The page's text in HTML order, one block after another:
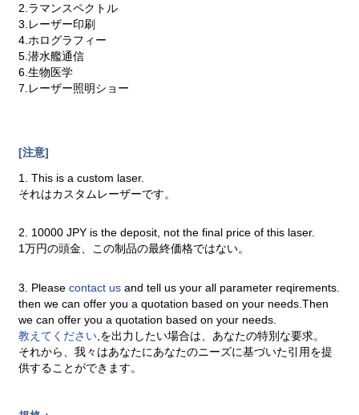
2.ラマンスペクトル
3.レーザー印刷
4.ホログラフィー
5.潜水艦通信
6.生物医学
7.レーザー照明ショー
[注意]
1. This is a custom laser.
それはカスタムレーザーです。
2. 10000 JPY is the deposit, not the final price of this laser.
1万円の頭金、この制品の最終価格ではない。
3. Pleasecontact usand tell us your all parameter reqirements.
then we can offer you a quotation based on your needs.Then
we can offer you a quotation based on your needs.
教えてください ,を出力したい場合は、あなたの特別な要求。
それから、我々はあなたにあなたのニーズに基づいた引用を提
供することができます。